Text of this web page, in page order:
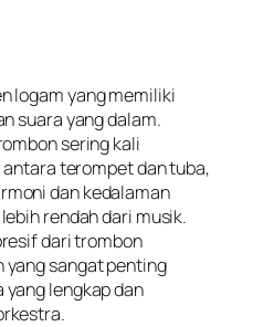
logam yang memiliki
suara yang dalam.
sering kali
terompet dan tuba,
dan kedalaman
rendah dari musik.
dari trombon
sangat penting
lengkap dan